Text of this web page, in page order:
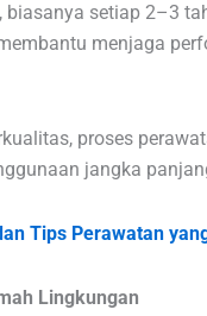
biasanya setiap 2–3
menjaga
proses
jangka
Tips Perawatan
Lingkungan